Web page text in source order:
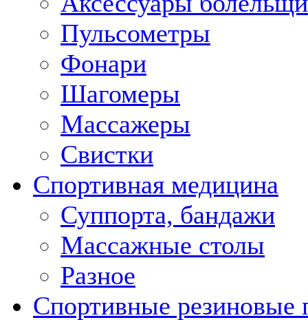
Пульсометры
Фонари
Шагомеры
Массажеры
Свистки
Спортивная медицина
Суппорта, бандажи
Массажные столы
Разное
Спортивные резиновые